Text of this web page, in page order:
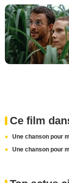
Ce film
Une chanson pour
Une chanson pour